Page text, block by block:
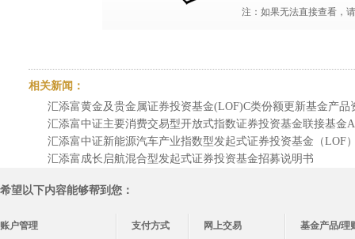
注：如果无法直接查看，
相关新闻：
汇添富黄金及贵金属证券投资基金(LOF)C类份额更新基金产品
汇添富中证主要消费交易型开放式指数证券投资基金联接基金
汇添富中证新能源汽车产业指数型发起式证券投资基金（LOF
汇添富成长启航混合型发起式证券投资基金招募说明书
希望以下内容能够帮到您：
账户管理
支付方式
网上交易
基金产品/理